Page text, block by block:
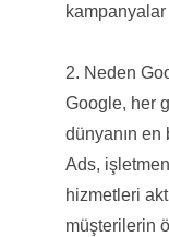
2. Neden
Google, her
dünyanın en
Ads,
hizmetleri
müşterilerin